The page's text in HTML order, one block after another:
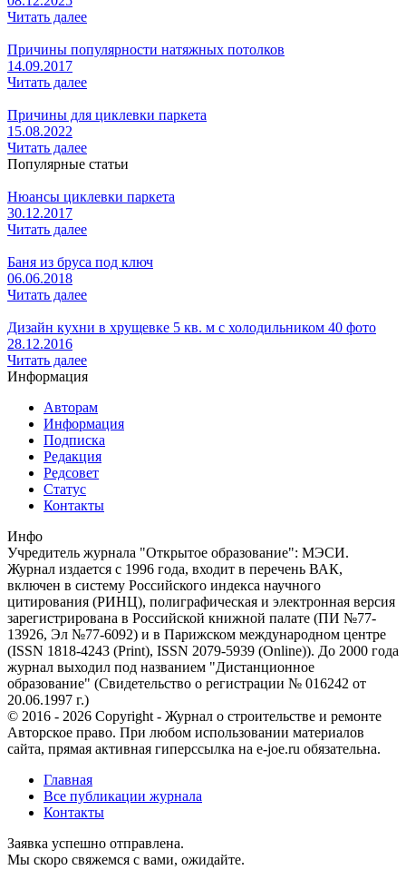
Читать далее
Причины популярности натяжных потолков
14.09.2017
Читать далее
Причины для циклевки паркета
15.08.2022
Читать далее
Популярные статьи
Нюансы циклевки паркета
30.12.2017
Читать далее
Баня из бруса под ключ
06.06.2018
Читать далее
Дизайн кухни в хрущевке 5 кв. м с холодильником 40 фото
28.12.2016
Читать далее
Информация
Авторам
Информация
Подписка
Редакция
Редсовет
Статус
Контакты
Инфо
Учредитель журнала "Открытое образование": МЭСИ.
Журнал издается с 1996 года, входит в перечень ВАК,
включен в систему Российского индекса научного
цитирования (РИНЦ), полиграфическая и электронная версия
зарегистрирована в Российской книжной палате (ПИ №77-
13926, Эл №77-6092) и в Парижском международном центре
(ISSN 1818-4243 (Print), ISSN 2079-5939 (Online)). До 2000 года
журнал выходил под названием "Дистанционное
образование" (Свидетельство о регистрации № 016242 от
20.06.1997 г.)
© 2016 - 2026 Copyright - Журнал о строительстве и ремонте
Авторское право. При любом использовании материалов
сайта, прямая активная гиперссылка на e-joe.ru обязательна.
Главная
Все публикации журнала
Контакты
Заявка успешно отправлена.
Мы скоро свяжемся с вами, ожидайте.